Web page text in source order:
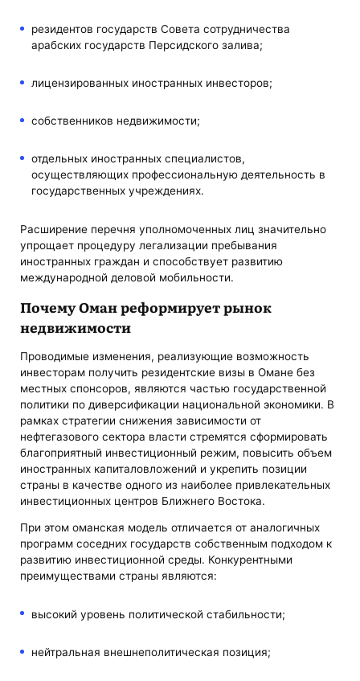
резидентов государств Совета сотрудничества
арабских государств Персидского залива;
лицензированных иностранных инвесторов;
собственников недвижимости;
отдельных иностранных специалистов,
осуществляющих профессиональную деятельность в
государственных учреждениях.
Расширение перечня уполномоченных лиц значительно
упрощает процедуру легализации пребывания
иностранных граждан и способствует развитию
международной деловой мобильности.
Почему Оман реформирует рынок
недвижимости
Проводимые изменения, реализующие возможность
инвесторам получить резидентские визы в Омане без
местных спонсоров, являются частью государственной
политики по диверсификации национальной экономики. В
рамках стратегии снижения зависимости от
нефтегазового сектора власти стремятся сформировать
благоприятный инвестиционный режим, повысить объем
иностранных капиталовложений и укрепить позиции
страны в качестве одного из наиболее привлекательных
инвестиционных центров Ближнего Востока.
При этом оманская модель отличается от аналогичных
программ соседних государств собственным подходом к
развитию инвестиционной среды. Конкурентными
преимуществами страны являются:
высокий уровень политической стабильности;
нейтральная внешнеполитическая позиция;